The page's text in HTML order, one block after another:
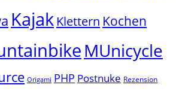
Kajak Klettern Kochen
MUnicycle
Origami PHP Postnuke Rezension